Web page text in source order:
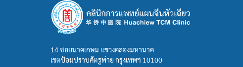
14 ซอยนาคเกษม แขวงคลองมหานาค
เขตป้อมปราบศัตรูพ่าย กรุงเทพฯ 10100